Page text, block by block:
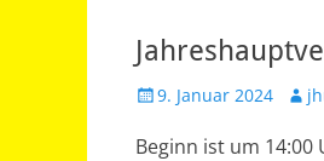
Veröffentlicht
9. Januar 2024
Beginn ist um